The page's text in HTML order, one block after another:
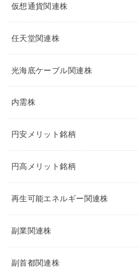
仮想通貨関連株
任天堂関連株
光海底ケーブル関連株
内需株
円安メリット銘柄
円高メリット銘柄
再生可能エネルギー関連株
副業関連株
副首都関連株